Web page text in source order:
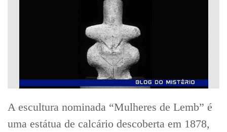
A escultura nominada “Mulheres de Lemb” é
uma estátua de calcário descoberta em 1878,